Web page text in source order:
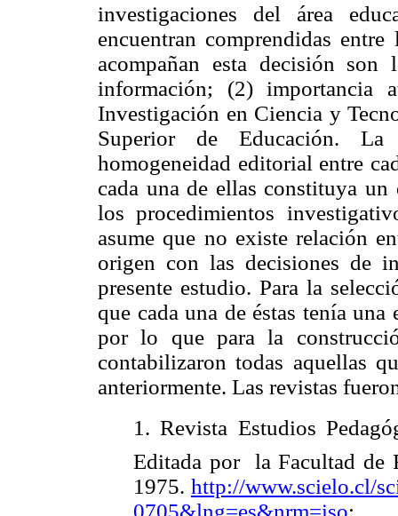
investigaciones del área
encuentran comprendidas
acompañan esta decisión
información; (2) importancia
Investigación en Ciencia y
Superior de Educación.
homogeneidad editorial entre
cada una de ellas constituya
los procedimientos
asume que no existe relación
origen con las decisiones de
presente estudio. Para la
que cada una de éstas tenía
por lo que para la
contabilizaron todas aquellas
anteriormente. Las revistas
1. Revista Estudios
Editada por la Facultad de
1975. http://www.scielo.cl/
0705&lng=es&nrm=iso: